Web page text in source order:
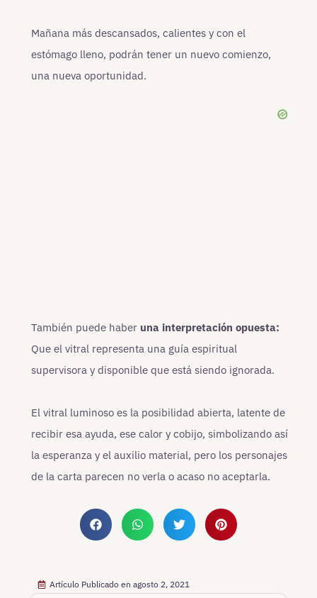
Mañana más descansados, calientes y con el
estómago lleno, podrán tener un nuevo comienzo,
una nueva oportunidad.
También puede haber una interpretación opuesta:
Que el vitral representa una guía espiritual
supervisora y disponible que está siendo ignorada.
El vitral luminoso es la posibilidad abierta, latente de
recibir esa ayuda, ese calor y cobijo, simbolizando así
la esperanza y el auxilio material, pero los personajes
de la carta parecen no verla o acaso no aceptarla.
Artículo Publicado en agosto 2, 2021